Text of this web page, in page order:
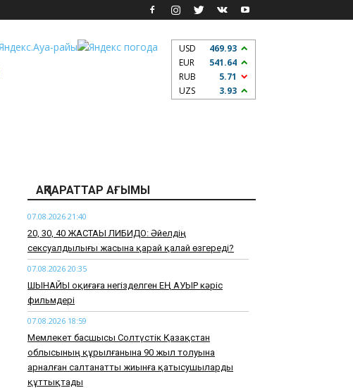
USD
469.93
EUR
541.64
RUB
5.71
UZS
3.93
АҚПАРАТТАР АҒЫМЫ
07.08.2026 21:40
​20, 30, 40 ЖАСТАҒЫ ЛИБИДО: Әйелдің
сексуалдылығы жасына қарай қалай өзгереді?
07.08.2026 20:35
​ШЫНАЙЫ оқиғаға негізделген ЕҢ АУЫР кәріс
фильмдері
07.08.2026 18:59
Мемлекет басшысы Солтүстік Қазақстан
облысының құрылғанына 90 жыл толуына
арналған салтанатты жиынға қатысушыларды
құттықтады